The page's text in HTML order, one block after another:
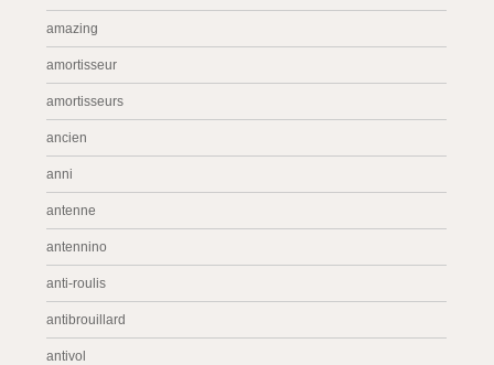
amazing
amortisseur
amortisseurs
ancien
anni
antenne
antennino
anti-roulis
antibrouillard
antivol